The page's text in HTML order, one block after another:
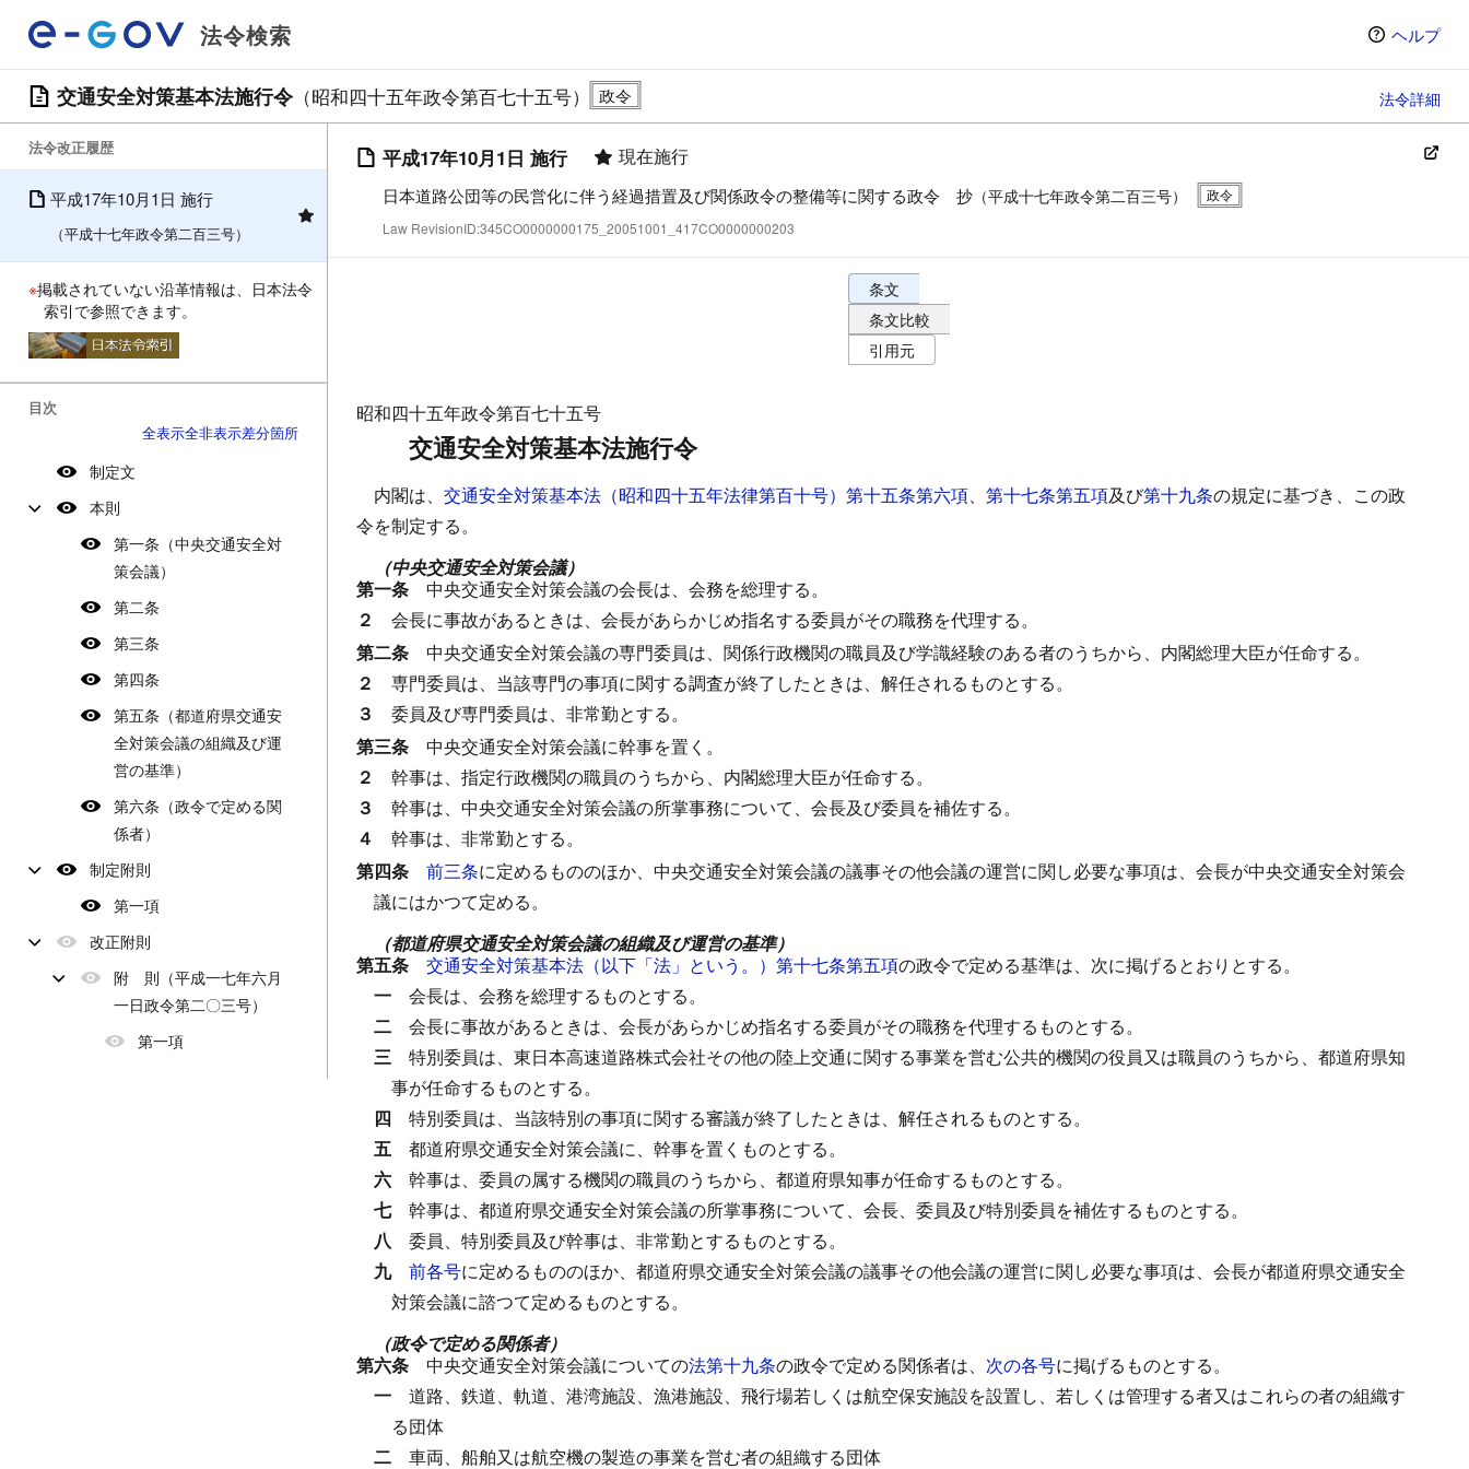
法令検索 ヘルプ
交通安全対策基本法施行令（昭和四十五年政令第百七十五号） 法令詳細
法令改正履歴
平成17年10月1日 施行
（平成十七年政令第二百三号）
※掲載されていない沿革情報は、日本法令
索引で参照できます。
目次
全表示全非表示差分箇所
制定文
本則
第一条（中央交通安全対
策会議）
第二条
第三条
第四条
第五条（都道府県交通安
全対策会議の組織及び運
営の基準）
第六条（政令で定める関
係者）
制定附則
第一項
改正附則
附 則（平成一七年六月
一日政令第二〇三号）
第一項
平成17年10月1日 施行 現在施行
日本道路公団等の民営化に伴う経過措置及び関係政令の整備等に関する政令 抄 （平成十七年政令第二百三号）
Law RevisionID:345CO0000000175_20051001_417CO0000000203
条文表示オプション（選択すると条文の表示方法が変わります）
条文
条文比較
引用元
昭和四十五年政令第百七十五号
交通安全対策基本法施行令
内閣は、 交通安全対策基本法（昭和四十五年法律第百十号）第十五条第六項、 第十七条第五項及び第十九条の規定に基づき、この政
令を制定する。
（中央交通安全対策会議）
第一条 中央交通安全対策会議の会長は、会務を総理する。
２ 会長に事故があるときは、会長があらかじめ指名する委員がその職務を代理する。
第二条 中央交通安全対策会議の専門委員は、関係行政機関の職員及び学識経験のある者のうちから、内閣総理大臣が任命する。
２ 専門委員は、当該専門の事項に関する調査が終了したときは、解任されるものとする。
３ 委員及び専門委員は、非常勤とする。
第三条 中央交通安全対策会議に幹事を置く。
２ 幹事は、指定行政機関の職員のうちから、内閣総理大臣が任命する。
３ 幹事は、中央交通安全対策会議の所掌事務について、会長及び委員を補佐する。
４ 幹事は、非常勤とする。
第四条 前三条に定めるもののほか、中央交通安全対策会議の議事その他会議の運営に関し必要な事項は、会長が中央交通安全対策会
議にはかつて定める。
（都道府県交通安全対策会議の組織及び運営の基準）
第五条 交通安全対策基本法（以下「法」という。）第十七条第五項の政令で定める基準は、次に掲げるとおりとする。
一 会長は、会務を総理するものとする。
二 会長に事故があるときは、会長があらかじめ指名する委員がその職務を代理するものとする。
三 特別委員は、東日本高速道路株式会社その他の陸上交通に関する事業を営む公共的機関の役員又は職員のうちから、都道府県知
事が任命するものとする。
四 特別委員は、当該特別の事項に関する審議が終了したときは、解任されるものとする。
五 都道府県交通安全対策会議に、幹事を置くものとする。
六 幹事は、委員の属する機関の職員のうちから、都道府県知事が任命するものとする。
七 幹事は、都道府県交通安全対策会議の所掌事務について、会長、委員及び特別委員を補佐するものとする。
八 委員、特別委員及び幹事は、非常勤とするものとする。
九 前各号に定めるもののほか、都道府県交通安全対策会議の議事その他会議の運営に関し必要な事項は、会長が都道府県交通安全
対策会議に諮つて定めるものとする。
（政令で定める関係者）
第六条 中央交通安全対策会議についての法第十九条の政令で定める関係者は、 次の各号に掲げるものとする。
一 道路、鉄道、軌道、港湾施設、漁港施設、飛行場若しくは航空保安施設を設置し、若しくは管理する者又はこれらの者の組織す
る団体
二 車両、船舶又は航空機の製造の事業を営む者の組織する団体